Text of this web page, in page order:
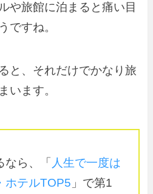
や旅館に泊まると痛い目
ですね。
と、それだけでかなり旅
います。
なら、「 人生で一度は
ホテルTOP5 」で第1